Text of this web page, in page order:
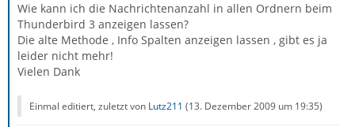
Wie kann ich die Nachrichtenanzahl in allen Ordnern beim
Thunderbird 3 anzeigen lassen?
Die alte Methode , Info Spalten anzeigen lassen , gibt es ja
leider nicht mehr!
Vielen Dank
Einmal editiert, zuletzt von Lutz211 (13. Dezember 2009 um 19:35)